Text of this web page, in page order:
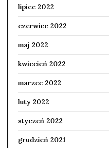
lipiec 2022
czerwiec 2022
maj 2022
kwiecień 2022
marzec 2022
luty 2022
styczeń 2022
grudzień 2021